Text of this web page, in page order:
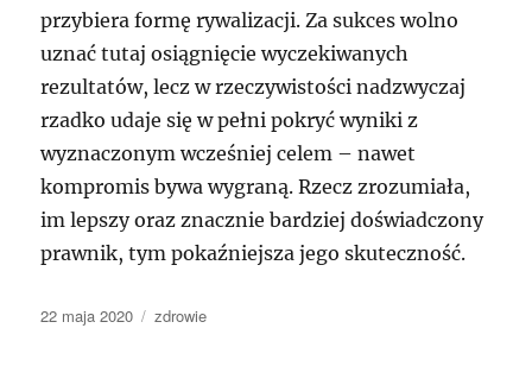
przybiera formę rywalizacji. Za sukces wolno
uznać tutaj osiągnięcie wyczekiwanych
rezultatów, lecz w rzeczywistości nadzwyczaj
rzadko udaje się w pełni pokryć wyniki z
wyznaczonym wcześniej celem – nawet
kompromis bywa wygraną. Rzecz zrozumiała,
im lepszy oraz znacznie bardziej doświadczony
prawnik, tym pokaźniejsza jego skuteczność.
Data
22 maja 2020 Kategorie
zdrowie